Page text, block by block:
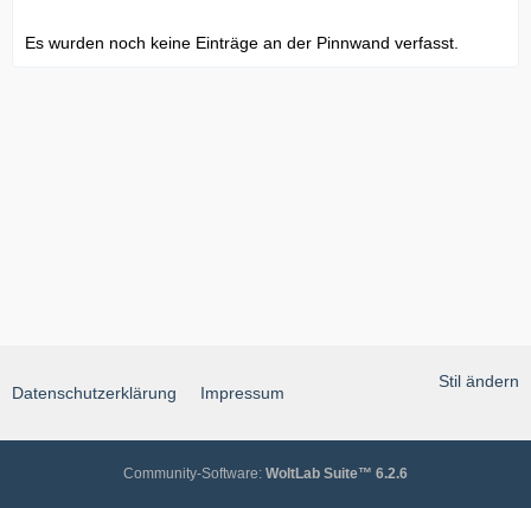
Es wurden noch keine Einträge an der Pinnwand verfasst.
Stil ändern
Datenschutzerklärung Impressum
Community-Software: WoltLab Suite™ 6.2.6